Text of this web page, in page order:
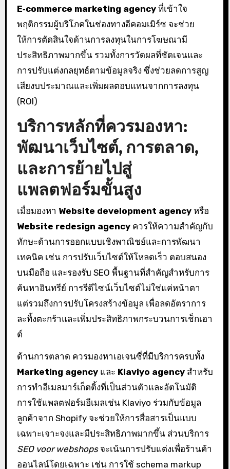
E‑commerce marketing agencyที่เข้าใจ
พฤติกรรมผู้บริโภคในช่องทางอีคอมเมิร์ซ จะช่วย
ให้การตัดสินใจด้านการลงทุนในการโฆษณามี
ประสิทธิภาพมากขึ้น รวมทั้งการวัดผลที่ชัดเจนและ
การปรับแต่งกลยุทธ์ตามข้อมูลจริง ซึ่งช่วยลดการสูญ
เสียงบประมาณและเพิ่มผลตอบแทนจากการลงทุน
(ROI)
บริการหลักที่ควรมองหา:
พัฒนาเว็บไซต์, การตลาด,
และการย้ายไปสู่
แพลตฟอร์มขั้นสูง
เมื่อมองหา Website development agencyหรือ
Website redesign agencyควรให้ความสำคัญกับ
ทักษะด้านการออกแบบเชิงพาณิชย์และการพัฒนา
เทคนิค เช่น การปรับเว็บไซต์ให้โหลดเร็ว ตอบสนอง
บนมือถือ และรองรับ SEO พื้นฐานที่สำคัญสำหรับการ
ค้นหาอินทรีย์ การรีดีไซน์เว็บไซต์ไม่ใช่แค่หน้าตา
แต่รวมถึงการปรับโครงสร้างข้อมูล เพื่อลดอัตราการ
ละทิ้งตะกร้าและเพิ่มประสิทธิภาพกระบวนการเช็กเอา
ต์
ด้านการตลาด ควรมองหาเอเจนซี่ที่มีบริการครบทั้ง
Marketing agencyและ Klaviyo agencyสำหรับ
การทำอีเมลมาร์เก็ตติ้งที่เป็นส่วนตัวและอัตโนมัติ
การใช้แพลตฟอร์มอีเมลเช่น Klaviyo ร่วมกับข้อมูล
ลูกค้าจาก Shopify จะช่วยให้การสื่อสารเป็นแบบ
เฉพาะเจาะจงและมีประสิทธิภาพมากขึ้น ส่วนบริการ
SEO voor webshopsจะเน้นการปรับแต่งเพื่อร้านค้า
ออนไลน์โดยเฉพาะ เช่น การใช้ schema markup